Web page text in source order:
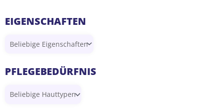
EIGENSCHAFTEN
PFLEGEBEDÜRFNIS